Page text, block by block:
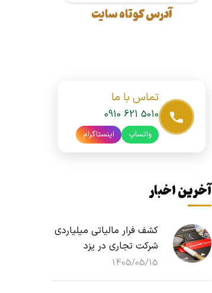
آدرس کوتاه سایت
تماس با ما
0910 621 5010
واتساپ اینستاگرام
آخرین اخبار
کشف فرار مالیاتی میلیاردی
شرکت تجاری در یزد
1405/05/15